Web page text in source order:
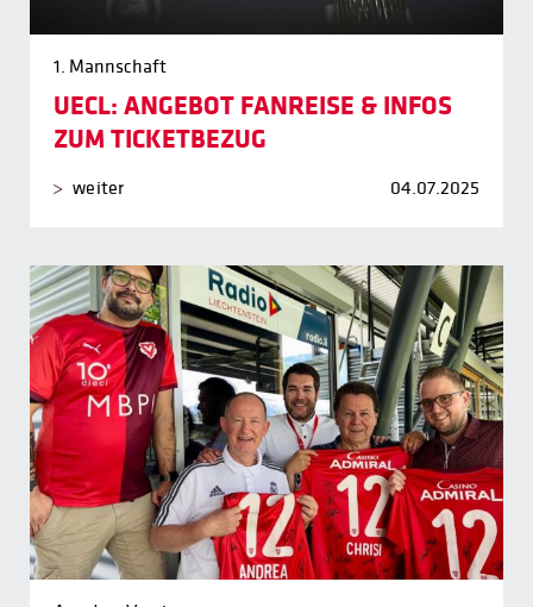
1. Mannschaft
UECL: ANGEBOT FANREISE & INFOS
ZUM TICKETBEZUG
weiter 04.07.2025